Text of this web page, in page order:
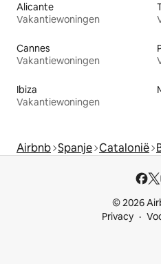
Alicante
Vakantiewoningen
Cannes
Vakantiewoningen
Ibiza
Vakantiewoningen
Airbnb Spanje Catalonië
© 2026
Privacy